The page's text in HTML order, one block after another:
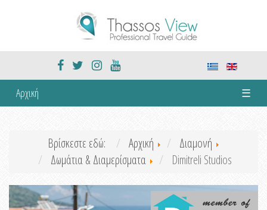
Αρχική ☰
Βρίσκεστε εδώ: Αρχική
Διαμονή
Δωμάτια & Διαμερίσματα
Dimitreli Studios